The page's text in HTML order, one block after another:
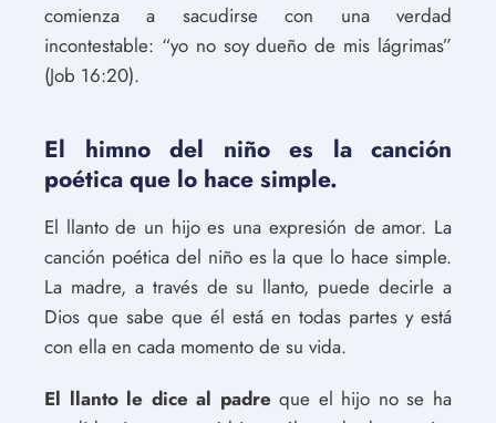
comienza a sacudirse con una verdad
incontestable: “yo no soy dueño de mis lágrimas”
(Job 16:20).
El himno del niño es la canción
poética que lo hace simple.
El llanto de un hijo es una expresión de amor. La
canción poética del niño es la que lo hace simple.
La madre, a través de su llanto, puede decirle a
Dios que sabe que él está en todas partes y está
con ella en cada momento de su vida.
El llanto le dice al padre que el hijo no se ha